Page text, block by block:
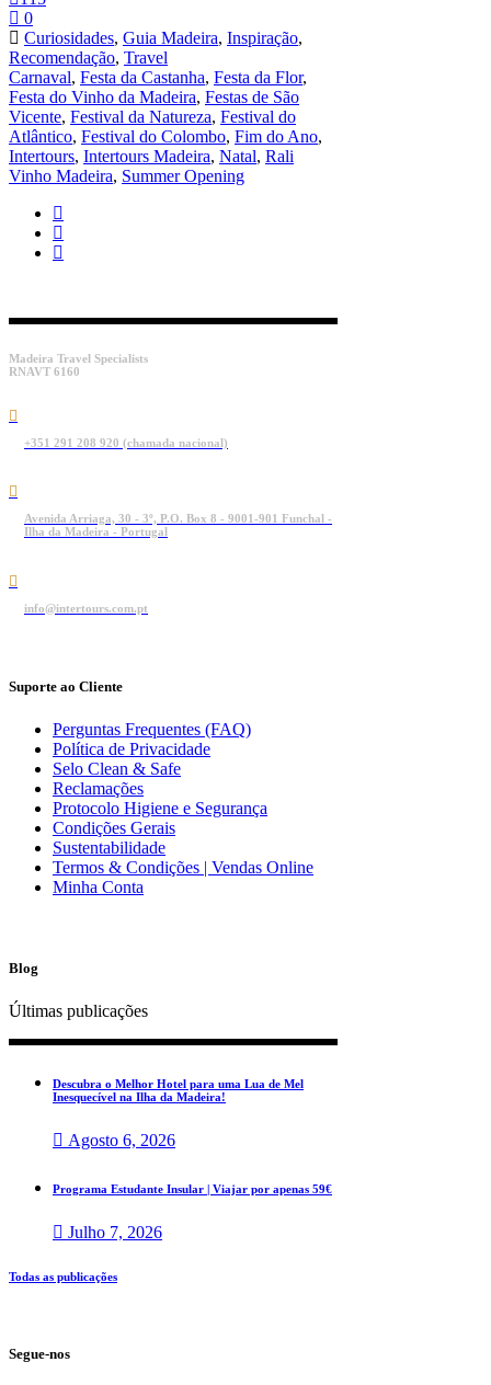
0
Curiosidades, Guia Madeira, Inspiração,
Recomendação, Travel
Carnaval, Festa da Castanha, Festa da Flor,
Festa do Vinho da Madeira, Festas de São
Vicente, Festival da Natureza, Festival do
Atlântico, Festival do Colombo, Fim do Ano,
Intertours, Intertours Madeira, Natal, Rali
Vinho Madeira, Summer Opening
Madeira Travel Specialists
RNAVT 6160
+351 291 208 920 (chamada nacional)
Avenida Arriaga, 30 - 3º, P.O. Box 8 - 9001-901 Funchal -
Ilha da Madeira - Portugal
info@intertours.com.pt
Suporte ao Cliente
Perguntas Frequentes (FAQ)
Política de Privacidade
Selo Clean & Safe
Reclamações
Protocolo Higiene e Segurança
Condições Gerais
Sustentabilidade
Termos & Condições | Vendas Online
Minha Conta
Blog
Últimas publicações
Descubra o Melhor Hotel para uma Lua de Mel
Inesquecível na Ilha da Madeira!
Agosto 6, 2026
Programa Estudante Insular | Viajar por apenas 59€
Julho 7, 2026
Todas as publicações
Segue-nos